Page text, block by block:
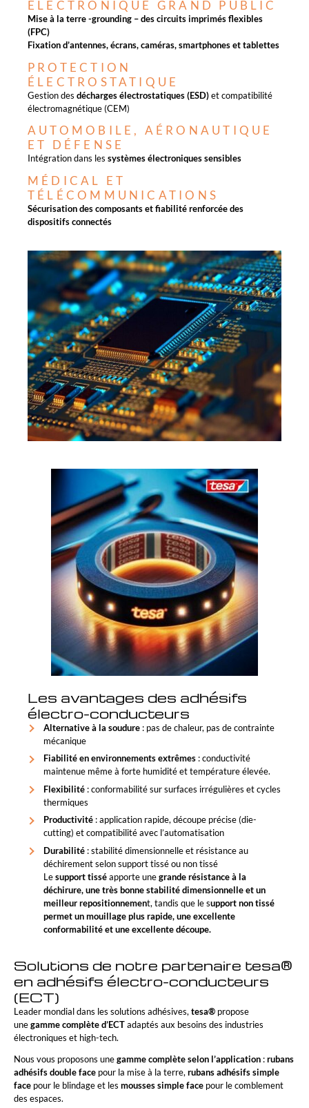
ÉLECTRONIQUE GRAND PUBLIC
Mise à la terre -grounding – des circuits imprimés flexibles
(FPC)
Fixation d’antennes, écrans, caméras, smartphones et tablettes
PROTECTION
ÉLECTROSTATIQUE
Gestion des décharges électrostatiques (ESD)et compatibilité
électromagnétique (CEM)
AUTOMOBILE, AÉRONAUTIQUE
ET DÉFENSE
Intégration dans les systèmes électroniques sensibles
MÉDICAL ET
TÉLÉCOMMUNICATIONS
Sécurisation des composants et fiabilité renforcée des
dispositifs connectés
Les avantages des adhésifs
électro-conducteurs
Alternative à la soudure : pas de chaleur, pas de contrainte
mécanique
Fiabilité en environnements extrêmes : conductivité
maintenue même à forte humidité et température élevée.
Flexibilité : conformabilité sur surfaces irrégulières et cycles
thermiques
Productivité : application rapide, découpe précise (die-
cutting) et compatibilité avec l’automatisation
Durabilité : stabilité dimensionnelle et résistance au
déchirement selon support tissé ou non tissé
Lesupport tisséapporte unegrande résistance à la
déchirure, une très bonne stabilité dimensionnelle et un
meilleur repositionnement, tandis que le support non tissé
permet un mouillage plus rapide, une excellente
conformabilité et une excellente découpe.
Solutions de notre partenaire tesa®
en adhésifs électro-conducteurs
(ECT)
Leader mondial dans les solutions adhésives,tesa® propose
unegamme complète d’ECTadaptés aux besoins des industries
électroniques et high-tech.
Nous vous proposons unegamme complète selon l’application :rubans
adhésifs double face pour la mise à la terre, rubans adhésifs simple
face pour le blindage et les mousses simple face pour le comblement
des espaces.